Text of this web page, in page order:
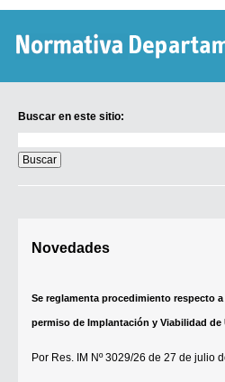
Buscar en este sitio:
en
este
sitio:
Novedades
Se reglamenta procedimiento respecto
permiso de Implantación y Viabilidad de
Por Res. IM Nº 3029/26 de 27 de julio